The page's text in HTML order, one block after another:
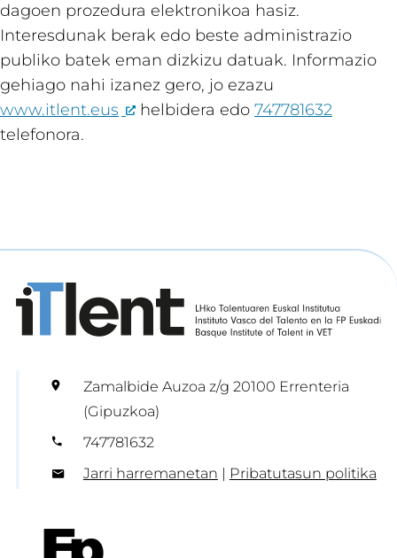
dagoen prozedura elektronikoa hasiz.
Interesdunak berak edo beste administrazio
publiko batek eman dizkizu datuak. Informazio
gehiago nahi izanez gero, jo ezazu
www.itlent.eus
helbidera edo 747781632
telefonora.
Zamalbide Auzoa z/g 20100 Errenteria
(Gipuzkoa)
747781632
Jarri harremanetan | Pribatutasun politika